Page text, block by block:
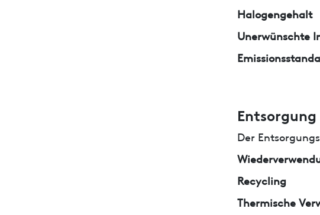
Halogengehalt
Unerwünschte
Entsorgung
Der
Recycling
Thermische